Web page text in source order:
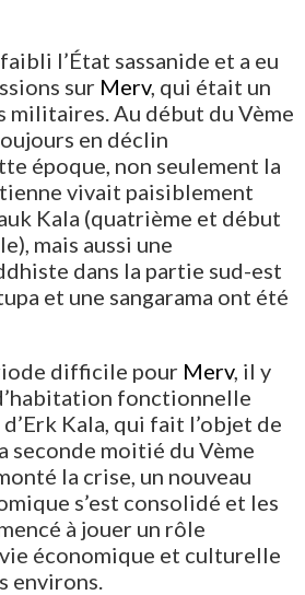
l’État sassanide et a eu
sur Merv, qui était un
Au début du Vème
en déclin
époque, non seulement la
vivait paisiblement
Kala (quatrième et début
mais aussi une
dans la partie sud-est
et une sangarama ont été
difficile pour Merv, il y
fonctionnelle
Kala, qui fait l’objet de
seconde moitié du Vème
la crise, un nouveau
s’est consolidé et les
à jouer un rôle
économique et culturelle
environs.